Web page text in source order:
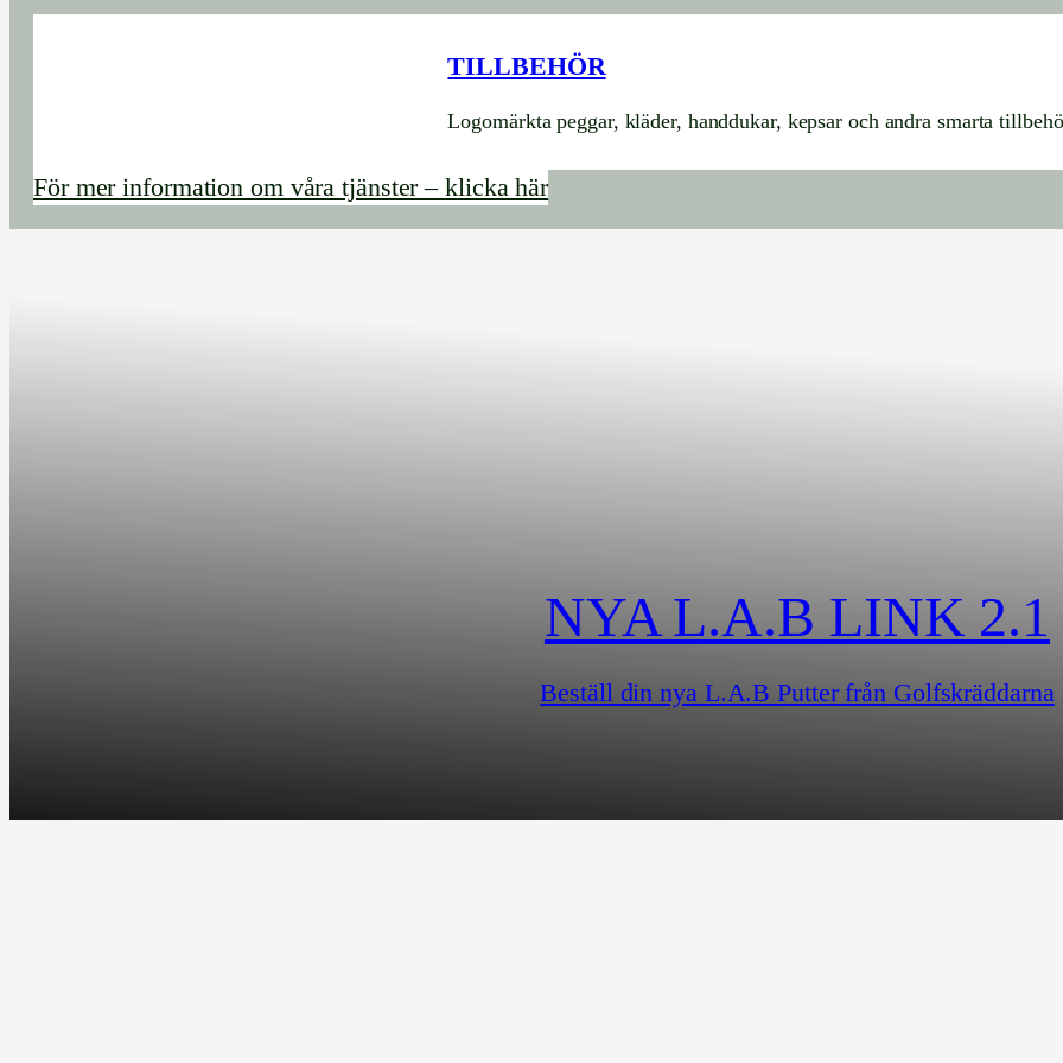
TILLBEHÖR
Logomärkta peggar, kläder, handdukar, kepsar och andra smarta
För mer information om våra tjänster – klicka här
NYA L.A.B LINK 2.1
Beställ din nya L.A.B Putter från Golfskräddarna